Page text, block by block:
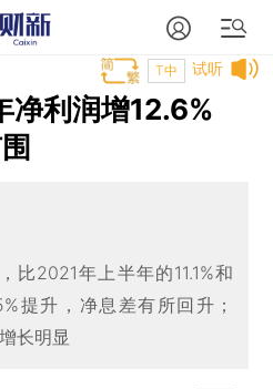
试听
T中
净利润增12.6%
比2021年上半年的11.1%和
提升，净息差有所回升；
长明显